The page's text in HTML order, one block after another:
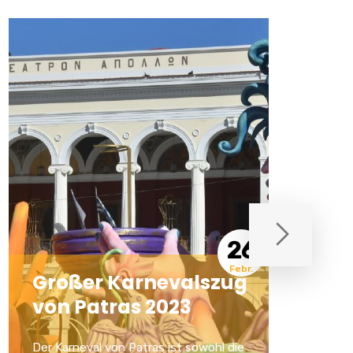
18
Febr.
Anschneiden des
„Schoko-
Karnevalkuchens“
Anschneiden des „Schoko-